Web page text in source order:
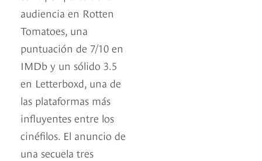
audiencia en Rotten
Tomatoes, una
puntuación de 7/10 en
IMDb y un sólido 3.5
en Letterboxd, una de
las plataformas más
influyentes entre los
cinéfilos. El anuncio de
una secuela tres